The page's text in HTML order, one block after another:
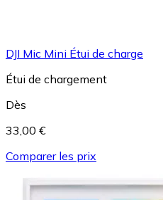
DJI Mic Mini Étui de charge
Étui de chargement
Dès
33,00 €
Comparer les prix